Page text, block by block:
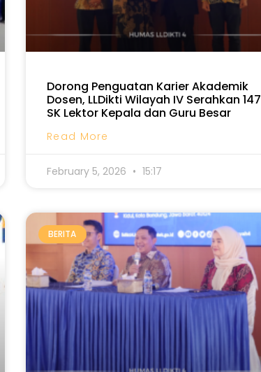
Dorong Penguatan Karier Akademik
Dosen, LLDikti Wilayah IV Serahkan 147
SK Lektor Kepala dan Guru Besar
Read More
February 5, 2026 15:17
BERITA